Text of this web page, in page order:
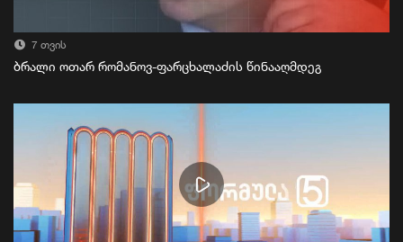
7 თვის
ბრალი ოთარ რომანოვ-ფარცხალაძის წინააღმდეგ